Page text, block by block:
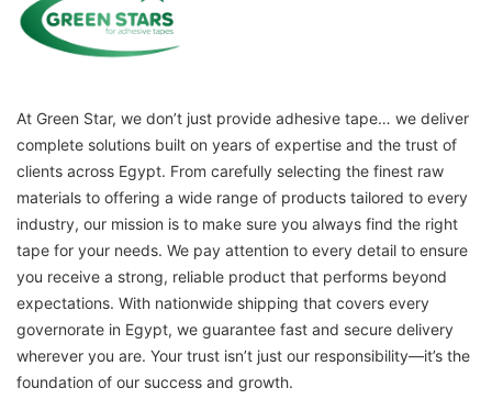
At Green Star, we don’t just provide adhesive tape… we deliver
complete solutions built on years of expertise and the trust of
clients across Egypt. From carefully selecting the finest raw
materials to offering a wide range of products tailored to every
industry, our mission is to make sure you always find the right
tape for your needs. We pay attention to every detail to ensure
you receive a strong, reliable product that performs beyond
expectations. With nationwide shipping that covers every
governorate in Egypt, we guarantee fast and secure delivery
wherever you are. Your trust isn’t just our responsibility—it’s the
foundation of our success and growth.